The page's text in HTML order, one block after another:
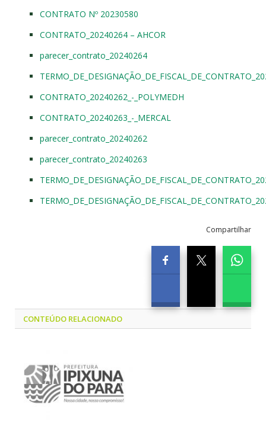
CONTRATO Nº 20230580
CONTRATO_20240264 – AHCOR
parecer_contrato_20240264
CONTRATO_20240262_-_POLYMEDH
CONTRATO_20240263_-_MERCAL
parecer_contrato_20240262
parecer_contrato_20240263
Compartilhar
CONTEÚDO RELACIONADO